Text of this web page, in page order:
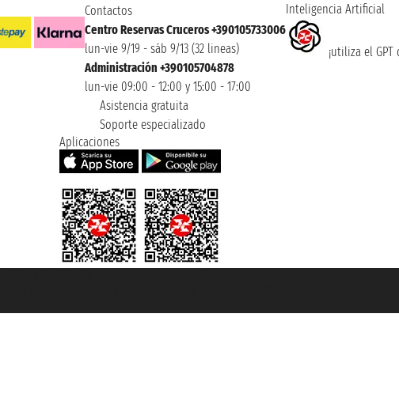
Contactos
Centro Reservas Cruceros +390105733006
lun-vie 9/19 - sáb 9/13 (32 lineas)
Administración +390105704878
lun-vie 09:00 - 12:00 y 15:00 - 17:00
Asistencia gratuita
Soporte especializado
Inteligencia Artificial
¡utiliza el
Aplicaciones